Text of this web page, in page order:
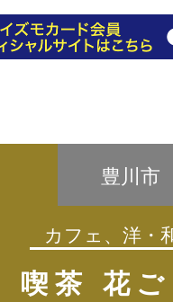
豊川市
カフェ、洋・
喫茶 花ご